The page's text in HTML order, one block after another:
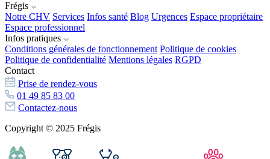
Frégis
Notre CHV Services Infos santé Blog Urgences Espace propriétaire
Espace professionnel
Infos pratiques
Conditions générales de fonctionnement Politique de cookies
Politique de confidentialité Mentions légales RGPD
Contact
Prise de rendez-vous
01 49 85 83 00
Contactez-nous
Copyright © 2025 Frégis